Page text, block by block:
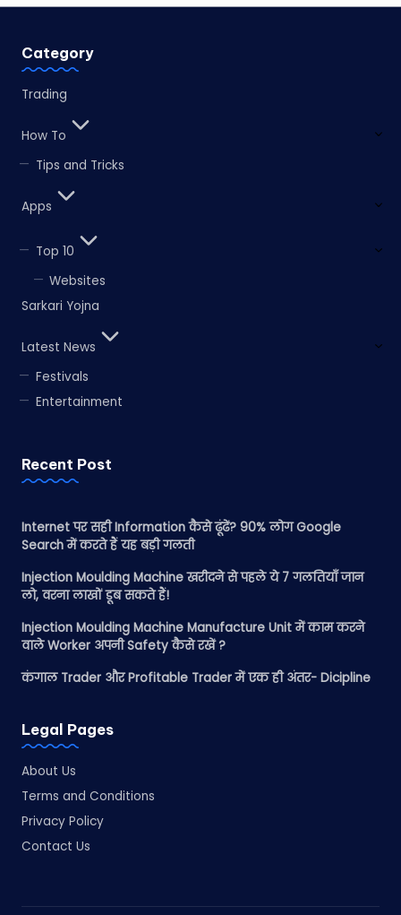
Category
Trading
How To
Tips and Tricks
Apps
Top 10
Websites
Sarkari Yojna
Latest News
Festivals
Entertainment
Recent Post
Internet पर सही Information कैसे ढूंढें? 90% लोग Google
Search में करते हैं यह बड़ी गलती
Injection Moulding Machine खरीदने से पहले ये 7 गलतियाँ जान
लो, वरना लाखों डूब सकते हैं!
Injection Moulding Machine Manufacture Unit में काम करने
वाले Worker अपनी Safety कैसे रखें ?
कंगाल Trader और Profitable Trader में एक ही अंतर- Dicipline
Legal Pages
About Us
Terms and Conditions
Privacy Policy
Contact Us